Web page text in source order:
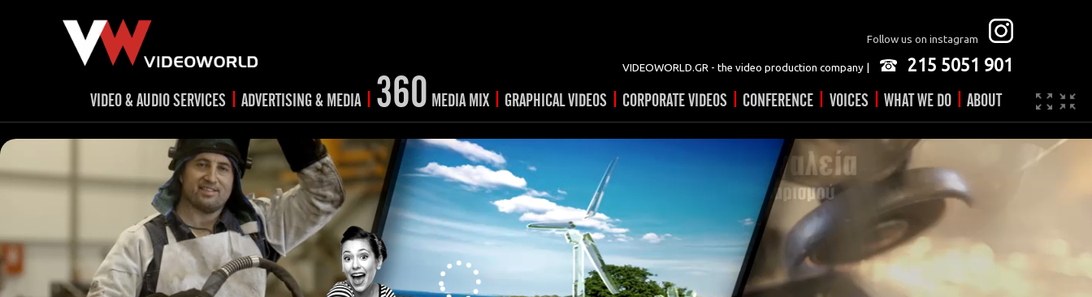
Follow us on instagram
VIDEOWORLD.GR - the video production company | 215 5051 901
VIDEO & AUDIO SERVICES
TV spots
RADIO spots
Post production
Corporate videos
Trailer & Σήματα εκπομπών
Cultural videos
video applications for museums,
| ADVERTISING & MEDIA
RADIOadvertising
TVadvertising
Social Media video shorts
Creative Prints
| 360 MEDIA MIX | GRAPHICAL VIDEOS | CORPORATE VIDEOS | CONFERENCE | VOICES | WHAT WE DO | ABOUT
Company